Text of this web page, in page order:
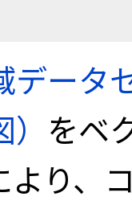
データ
をベ
より、